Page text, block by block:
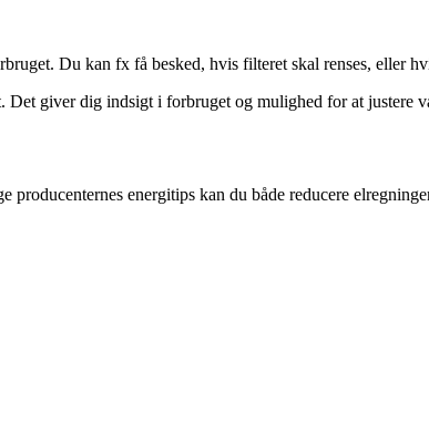
Du kan fx få besked, hvis filteret skal renses, eller
Det giver dig indsigt i forbruget og mulighed for at justere
energitips kan du både reducere